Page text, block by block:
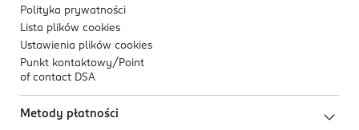
Polityka prywatności
Lista plików cookies
Ustawienia plików cookies
Punkt kontaktowy/ Point
of contact DSA
Metody płatności